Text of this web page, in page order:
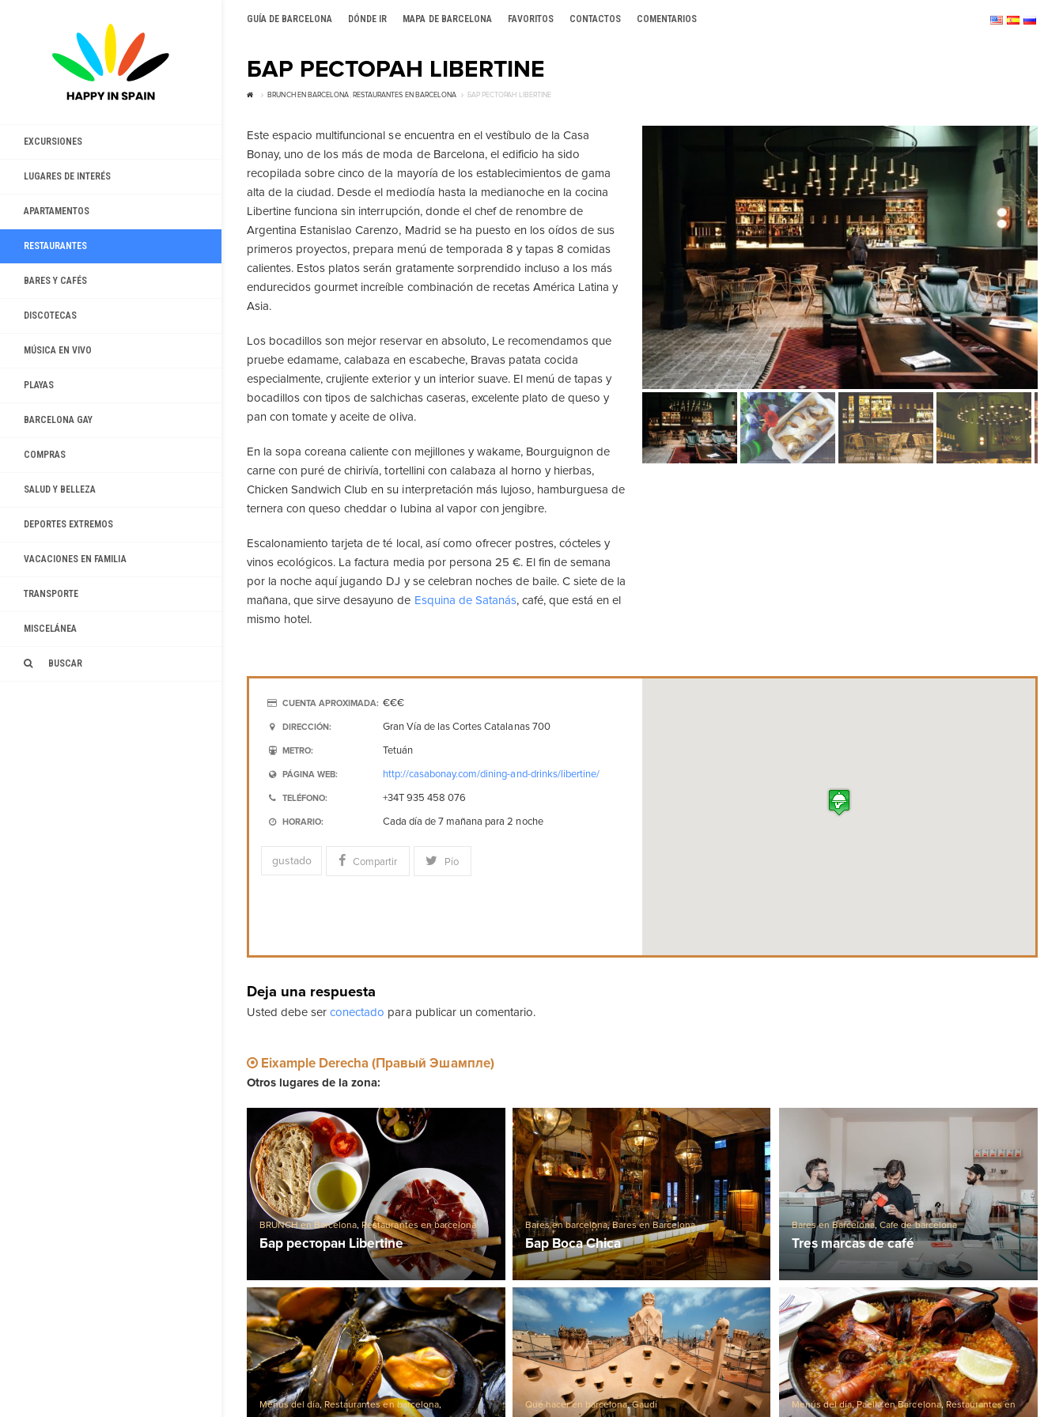
GUÍA DE BARCELONA DÓNDE IR MAPA DE BARCELONA FAVORITOS CONTACTOS COMENTARIOS
EXCURSIONES
LUGARES DE INTERÉS
APARTAMENTOS
RESTAURANTES
BARES Y CAFÉS
DISCOTECAS
MÚSICA EN VIVO
PLAYAS
BARCELONA GAY
COMPRAS
SALUD Y BELLEZA
DEPORTES EXTREMOS
VACACIONES EN FAMILIA
TRANSPORTE
MISCELÁNEA
BUSCAR
БАР РЕСТОРАН LIBERTINE
BRUNCH EN BARCELONA, RESTAURANTES EN BARCELONA БАР РЕСТОРАН LIBERTINE
Este espacio multifuncional se encuentra en el vestíbulo de la Casa
Bonay, uno de los más de moda de Barcelona, el edificio ha sido
recopilada sobre cinco de la mayoría de los establecimientos de gama
alta de la ciudad. Desde el mediodía hasta la medianoche en la cocina
Libertine funciona sin interrupción, donde el chef de renombre de
Argentina Estanislao Carenzo, Madrid se ha puesto en los oídos de sus
primeros proyectos, prepara menú de temporada 8 y tapas 8 comidas
calientes. Estos platos serán gratamente sorprendido incluso a los más
endurecidos gourmet increíble combinación de recetas América Latina y
Asia.
Los bocadillos son mejor reservar en absoluto, Le recomendamos que
pruebe edamame, calabaza en escabeche, Bravas patata cocida
especialmente, crujiente exterior y un interior suave. El menú de tapas y
bocadillos con tipos de salchichas caseras, excelente plato de queso y
pan con tomate y aceite de oliva.
En la sopa coreana caliente con mejillones y wakame, Bourguignon de
carne con puré de chirivía, tortellini con calabaza al horno y hierbas,
Chicken Sandwich Club en su interpretación más lujoso, hamburguesa de
ternera con queso cheddar o lubina al vapor con jengibre.
Escalonamiento tarjeta de té local, así como ofrecer postres, cócteles y
vinos ecológicos. La factura media por persona 25 €. El fin de semana
por la noche aquí jugando DJ y se celebran noches de baile. C siete de la
mañana, que sirve desayuno de Esquina de Satanás, café, que está en el
mismo hotel.
CUENTA APROXIMADA: €€€
DIRECCIÓN: Gran Vía de las Cortes Catalanas 700
METRO: Tetuán
PÁGINA WEB: http://casabonay.com/dining-and-drinks/libertine/
TELÉFONO: +34T 935 458 076
HORARIO: Cada día de 7 mañana para 2 noche
gustado Compartir Pío
Deja una respuesta
Usted debe serconectado para publicar un comentario.
Eixample Derecha (Правый Эшампле)
Otros lugares de la zona:
BRUNCH en Barcelona,Restaurantes en barcelona
Бар ресторан Libertine
Bares en barcelona,Bares en Barcelona
Бар Boca Chica
Bares en Barcelona,Cafe de barcelona
Tres marcas de café
Menús del día, Restaurantes en barcelona,
Qué hacer en barcelona,Gaudí Menús del día,Paella en Barcelona,Restaurantes en